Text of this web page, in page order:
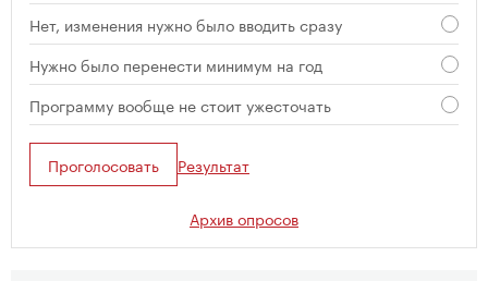
Нет, изменения нужно было вводить сразу
Нужно было перенести минимум на год
Программу вообще не стоит ужесточать
Проголосовать Результат
Архив опросов